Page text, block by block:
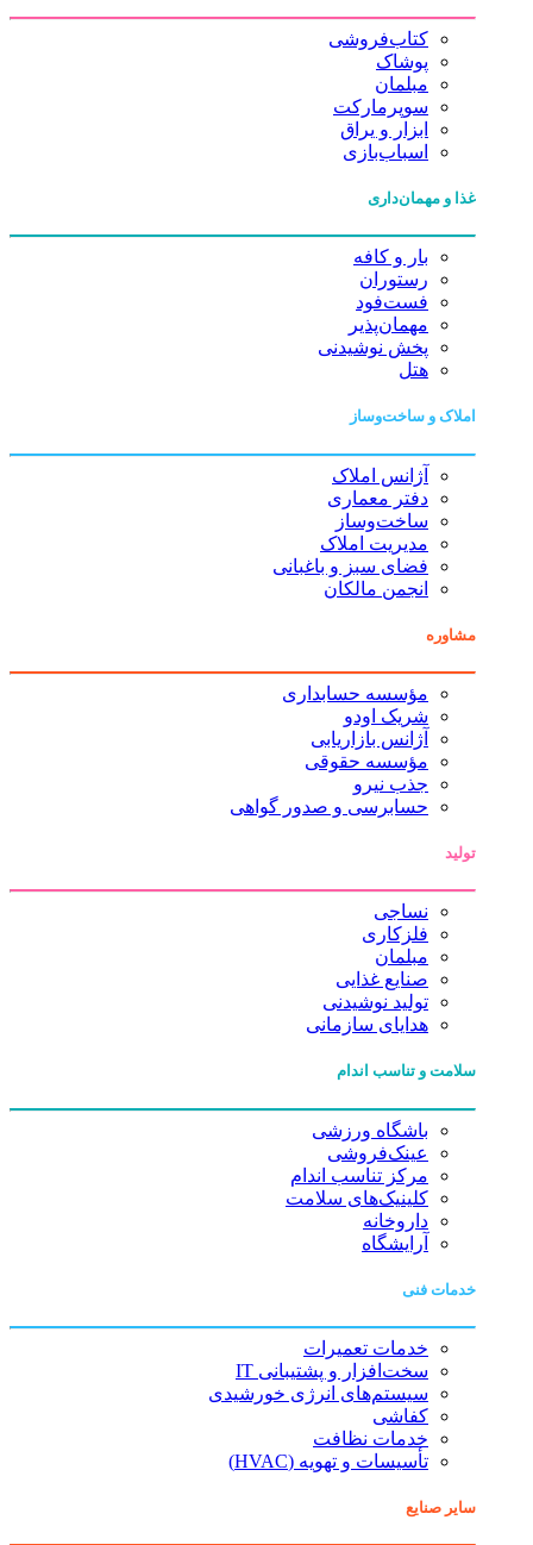
کتاب‌فروشی
پوشاک
مبلمان
سوپرمارکت
ابزار و یراق
اسباب‌بازی
غذا و مهمان‌داری
بار و کافه
رستوران
فست‌فود
مهمان‌پذیر
پخش نوشیدنی
هتل
املاک و ساخت‌وساز
آژانس املاک
دفتر معماری
ساخت‌وساز
مدیریت املاک
فضای سبز و باغبانی
انجمن مالکان
مشاوره
مؤسسه حسابداری
شریک اودو
آژانس بازاریابی
مؤسسه حقوقی
جذب نیرو
حسابرسی و صدور گواهی
تولید
نساجی
فلزکاری
مبلمان
صنایع غذایی
تولید نوشیدنی
هدایای سازمانی
سلامت و تناسب اندام
باشگاه ورزشی
عینک‌فروشی
مرکز تناسب اندام
کلینیک‌های سلامت
داروخانه
آرایشگاه
خدمات فنی
خدمات تعمیرات
سخت‌افزار و پشتیبانی IT
سیستم‌های انرژی خورشیدی
کفاشی
خدمات نظافت
تأسیسات و تهویه (HVAC)
سایر صنایع